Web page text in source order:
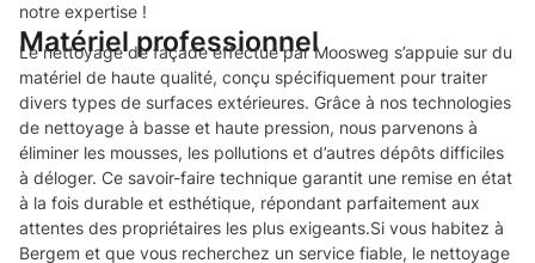
notre expertise !
Matériel professionnel
Le nettoyage de façade effectué par Moosweg s’appuie sur du
matériel de haute qualité, conçu spécifiquement pour traiter
divers types de surfaces extérieures. Grâce à nos technologies
de nettoyage à basse et haute pression, nous parvenons à
éliminer les mousses, les pollutions et d’autres dépôts difficiles
à déloger. Ce savoir-faire technique garantit une remise en état
à la fois durable et esthétique, répondant parfaitement aux
attentes des propriétaires les plus exigeants.Si vous habitez à
Bergem et que vous recherchez un service fiable, le nettoyage